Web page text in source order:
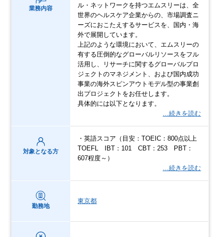
業務内容
ル・ネットワークを持つエムスリーは、全
世界のヘルスケア企業からの、市場調査ニ
ーズにおこたえするサービスを、国内・海
外で展開しています。
上記のような環境において、エムスリーの
有する圧倒的なグローバルリソースをフル
活用し、リサーチに関するグローバルプロ
ジェクトのマネジメント、および国内成功
事業の海外スピンアウトモデル型の事業創
出プロジェクトをお任せします。
具体的には以下となります。
…続きを読む
対象となる方
・英語スコア（目安：TOEIC：800点以上
TOEFL IBT：101 CBT：253 PBT：
607程度～）
…続きを読む
勤務地
東京都